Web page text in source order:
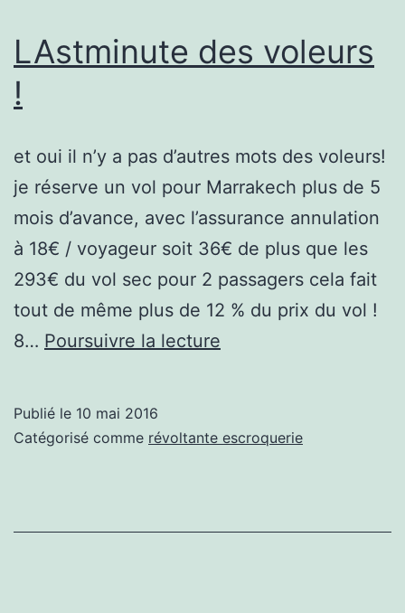
LAstminute des voleurs
!
et oui il n’y a pas d’autres mots des voleurs!
je réserve un vol pour Marrakech plus de 5
mois d’avance, avec l’assurance annulation
à 18€ / voyageur soit 36€ de plus que les
293€ du vol sec pour 2 passagers cela fait
tout de même plus de 12 % du prix du vol !
8… Poursuivre la lecture
!
Publié le 10 mai 2016
Catégorisé comme révoltante escroquerie